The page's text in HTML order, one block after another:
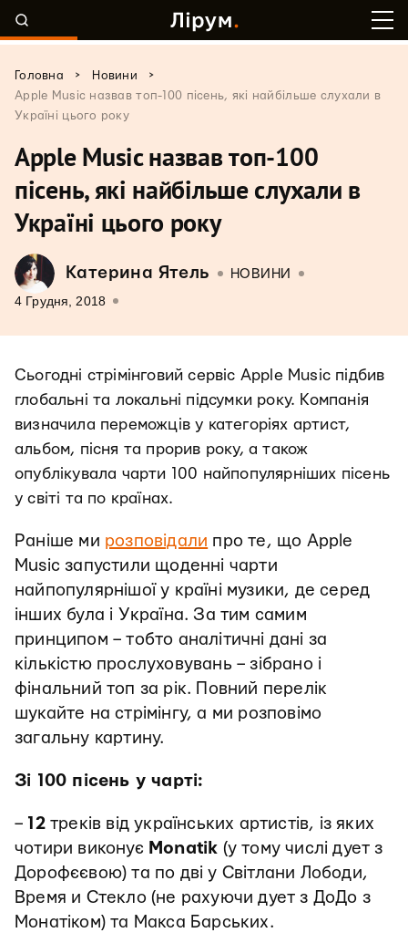
Головна > Новини
>
Apple Music назвав топ-100 пісень, які найбільше слухали в
Україні цього року
Apple Music назвав топ-100
пісень, які найбільше слухали в
Україні цього року
Катерина Ятель НОВИНИ
4 Грудня, 2018
Сьогодні стрімінговий сервіс Apple Music підбив
глобальні та локальні підсумки року. Компанія
визначила переможців у категоріях артист,
альбом, пісня та прорив року, а також
опублікувала чарти 100 найпопулярніших пісень
у світі та по країнах.
Раніше ми розповідали про те, що Apple
Music запустили щоденні чарти
найпопулярнішої у країні музики, де серед
інших була і Україна. За тим самим
принципом – тобто аналітичні дані за
кількістю прослуховувань – зібрано і
фінальний топ за рік. Повний перелік
шукайте на стрімінгу, а ми розповімо
загальну картину.
Зі 100 пісень у чарті:
– 12треків від українських артистів, із яких
чотири виконує Monatik (у тому числі дует з
Дорофєєвою) та по дві у Світлани Лободи,
Время и Стекло (не рахуючи дует з ДоДо з
Монатіком) та Макса Барських.